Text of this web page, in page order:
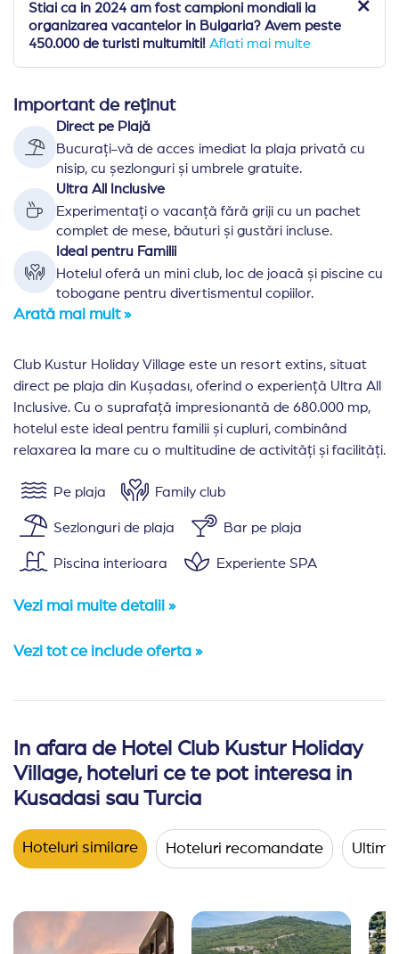
Stiai ca in 2024 am fost campioni mondiali la
organizarea vacantelor in Bulgaria? Avem peste
450.000 de turisti multumiti! Aflati mai multe
Club Kustur Holiday Village este un resort extins, situat
direct pe plaja din Kușadası, oferind o experiență Ultra All
Inclusive. Cu o suprafață impresionantă de 680.000 mp,
hotelul este ideal pentru familii și cupluri, combinând
relaxarea la mare cu o multitudine de activități și facilități.
Pe plaja Family club
Sezlonguri de plaja Bar pe plaja
Piscina interioara Experiente SPA
Vezi mai multe detalii »
Vezi tot ce include oferta »
Important de reținut
Direct pe Plajă
Bucurați-vă de acces imediat la plaja privată cu
nisip, cu șezlonguri și umbrele gratuite.
Ultra All Inclusive
Experimentați o vacanță fără griji cu un pachet
complet de mese, băuturi și gustări incluse.
Ideal pentru Familii
Hotelul oferă un mini club, loc de joacă și piscine cu
tobogane pentru divertismentul copiilor.
Arată mai mult »
Amplasare: Hotelul Club Kustur Holiday Village se
Cazare: Toate camerele dispun de seif, aer
258 de camere standard (27mp):
alcatuite
4 camere standard pentru persoanele cu
58 camere superior (27 mp):alcatuite dintr-un
In afara de Hotel Club Kustur Holiday
Village, hoteluri ce te pot interesa in
Kusadasi sau Turcia
Hoteluri similare Hoteluri recomandate